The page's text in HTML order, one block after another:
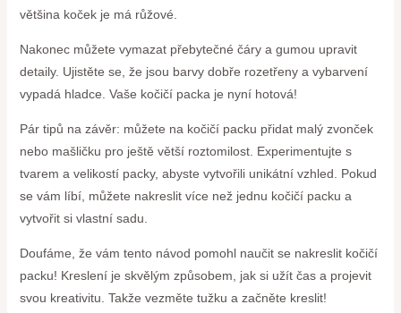
většina koček je má růžové.
Nakonec můžete vymazat přebytečné čáry a gumou upravit
detaily. Ujistěte se, že jsou barvy dobře rozetřeny a vybarvení
vypadá hladce. Vaše kočičí packa je nyní hotová!
Pár tipů na závěr: můžete na kočičí packu přidat malý zvonček
nebo mašličku pro ještě větší roztomilost. Experimentujte s
tvarem a velikostí packy, abyste vytvořili unikátní vzhled. Pokud
se vám líbí, můžete nakreslit více než jednu kočičí packu a
vytvořit si vlastní sadu.
Doufáme, že vám tento návod pomohl naučit se nakreslit kočičí
packu! Kreslení je skvělým způsobem, jak si užít čas a projevit
svou kreativitu. Takže vezměte tužku a začněte kreslit!